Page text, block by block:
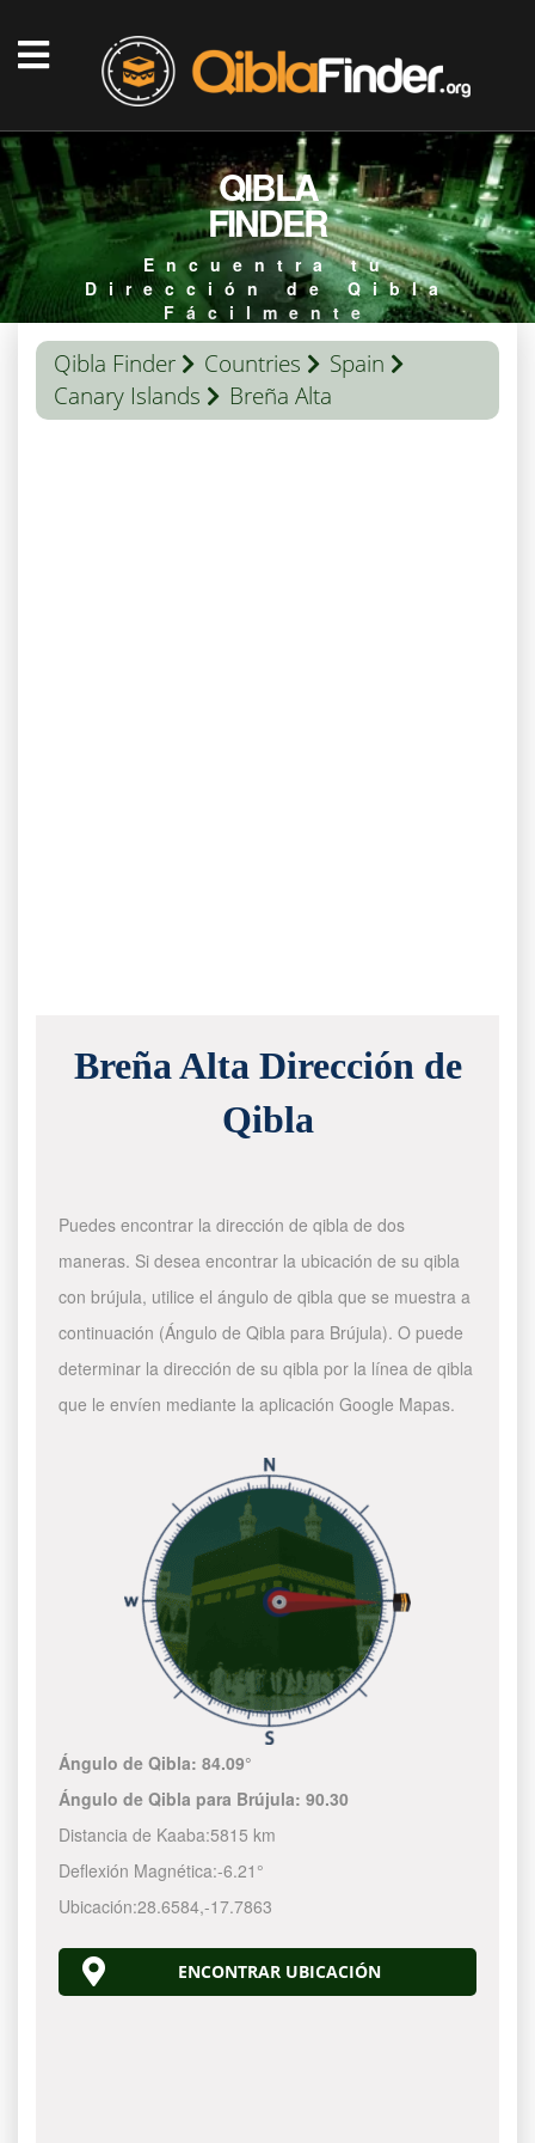
QIBLA
FINDER
Encuentra tu
Dirección de Qibla
Fácilmente
Qibla Finder Countries
Spain
Canary Islands
Breña Alta
Breña Alta Dirección de
Qibla
Puedes encontrar la dirección de qibla de dos
maneras. Si desea encontrar la ubicación de su qibla
con brújula, utilice el ángulo de qibla que se muestra a
continuación (Ángulo de Qibla para Brújula). O puede
determinar la dirección de su qibla por la línea de qibla
que le envíen mediante la aplicación Google Mapas.
Ángulo de Qibla:84.09°
Ángulo de Qibla para Brújula:90.30
Distancia de Kaaba:5815 km
Deflexión Magnética:-6.21°
Ubicación:28.6584,-17.7863
ENCONTRAR UBICACIÓN